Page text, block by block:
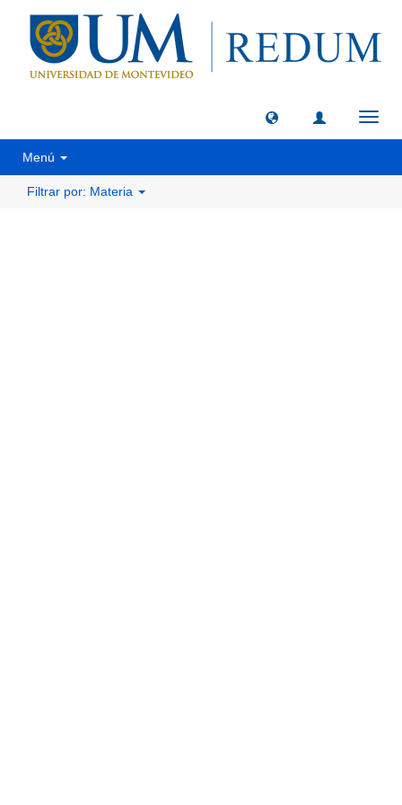
Menú
Filtrar por: Materia